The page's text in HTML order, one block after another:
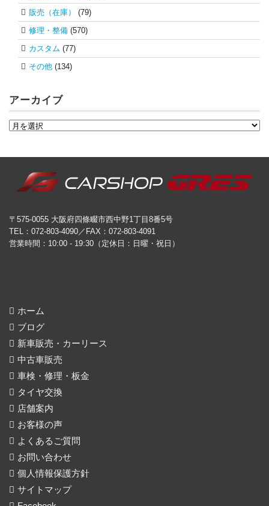
販売（在庫）
(79)
修理・整備 (570)
カスタム (77)
その他 (134)
アーカイブ
〒575-0055 大阪府四條畷市西中野1丁目8番5号
TEL：072-803-4090／FAX：072-803-4091
営業時間：10:00 - 19:30（定休日：日曜・祝日）
ホーム
ブログ
新車販売・カーリース
中古車販売
車検・修理・板金
タイヤ交換
店舗案内
お客様の声
よくあるご質問
お問い合わせ
個人情報保護方針
サイトマップ